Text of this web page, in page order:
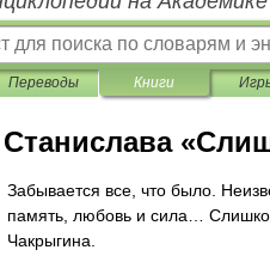
Переводы Книги
Забывается все, что было.
память, любовь и сила…
Чакрыгина.